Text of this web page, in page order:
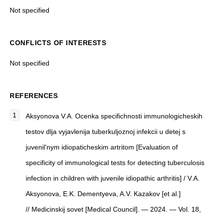
Not specified
CONFLICTS OF INTERESTS
Not specified
REFERENCES
Aksyonova V.A. Ocenka specifichnosti immunologicheskih
testov dlja vyjavlenija tuberkuljoznoj infekcii u detej s
juvenil'nym idiopaticheskim artritom [Evaluation of
specificity of immunological tests for detecting tuberculosis
infection in children with juvenile idiopathic arthritis] / V.A.
Aksyonova, E.K. Dementyeva, A.V. Kazakov [et al.]
// Medicinskij sovet [Medical Council]. — 2024. — Vol. 18,